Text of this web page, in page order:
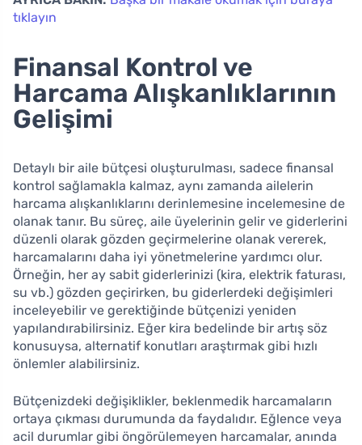
tıklayın
Finansal Kontrol ve
Harcama Alışkanlıklarının
Gelişimi
Detaylı bir aile bütçesi oluşturulması, sadece finansal
kontrol sağlamakla kalmaz, aynı zamanda ailelerin
harcama alışkanlıklarını derinlemesine incelemesine de
olanak tanır. Bu süreç, aile üyelerinin gelir ve giderlerini
düzenli olarak gözden geçirmelerine olanak vererek,
harcamalarını daha iyi yönetmelerine yardımcı olur.
Örneğin, her ay sabit giderlerinizi (kira, elektrik faturası,
su vb.) gözden geçirirken, bu giderlerdeki değişimleri
inceleyebilir ve gerektiğinde bütçenizi yeniden
yapılandırabilirsiniz. Eğer kira bedelinde bir artış söz
konusuysa, alternatif konutları araştırmak gibi hızlı
önlemler alabilirsiniz.
Bütçenizdeki değişiklikler, beklenmedik harcamaların
ortaya çıkması durumunda da faydalıdır. Eğlence veya
acil durumlar gibi öngörülemeyen harcamalar, anında